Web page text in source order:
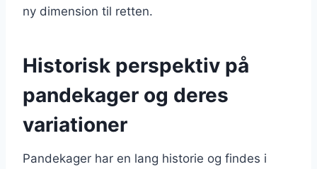
ny dimension til retten.
Historisk perspektiv på
pandekager og deres
variationer
Pandekager har en lang historie og findes i